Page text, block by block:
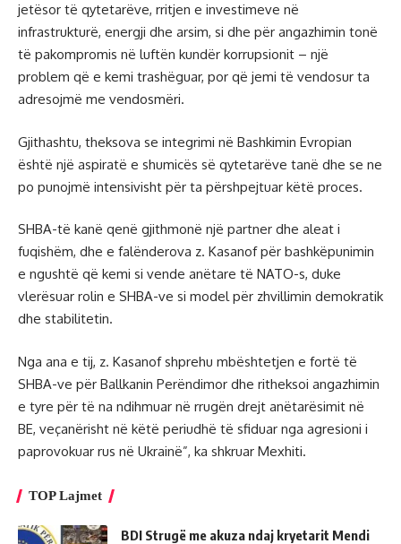
jetësor të qytetarëve, rritjen e investimeve në
infrastrukturë, energji dhe arsim, si dhe për angazhimin tonë
të pakompromis në luftën kundër korrupsionit – një
problem që e kemi trashëguar, por që jemi të vendosur ta
adresojmë me vendosmëri.
Gjithashtu, theksova se integrimi në Bashkimin Evropian
është një aspiratë e shumicës së qytetarëve tanë dhe se ne
po punojmë intensivisht për ta përshpejtuar këtë proces.
SHBA-të kanë qenë gjithmonë një partner dhe aleat i
fuqishëm, dhe e falënderova z. Kasanof për bashkëpunimin
e ngushtë që kemi si vende anëtare të NATO-s, duke
vlerësuar rolin e SHBA-ve si model për zhvillimin demokratik
dhe stabilitetin.
Nga ana e tij, z. Kasanof shprehu mbështetjen e fortë të
SHBA-ve për Ballkanin Perëndimor dhe ritheksoi angazhimin
e tyre për të na ndihmuar në rrugën drejt anëtarësimit në
BE, veçanërisht në këtë periudhë të sfiduar nga agresioni i
paprovokuar rus në Ukrainë”, ka shkruar Mexhiti.
TOP Lajmet
BDI Strugë me akuza ndaj kryetarit Mendi